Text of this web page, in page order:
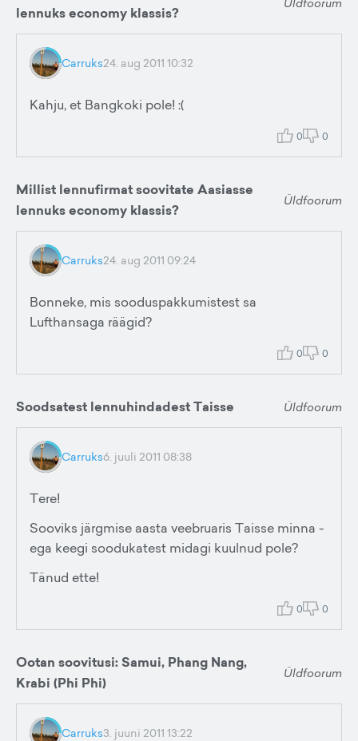
lennuks economy klassis?
Carruks24. aug 2011 10:32
Kahju, et Bangkoki pole! :(
0 0
Millist lennufirmat soovitate Aasiasse
lennuks economy klassis?
Üldfoorum
Carruks24. aug 2011 09:24
Bonneke, mis sooduspakkumistest sa
Lufthansaga räägid?
0 0
Soodsatest lennuhindadest Taisse Üldfoorum
Carruks6. juuli 2011 08:38
Tere!
Sooviks järgmise aasta veebruaris Taisse minna -
ega keegi soodukatest midagi kuulnud pole?
Tänud ette!
0 0
Ootan soovitusi: Samui, Phang Nang,
Krabi (Phi Phi)
Üldfoorum
Carruks3. juuni 2011 13:22